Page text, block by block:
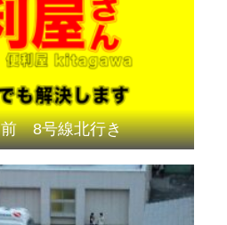
前 8号線北行き